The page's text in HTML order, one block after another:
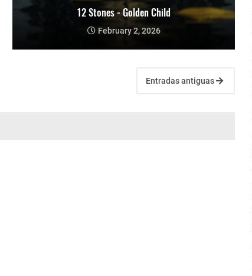
12 Stones - Golden Child
February 2, 2026
Entradas antiguas